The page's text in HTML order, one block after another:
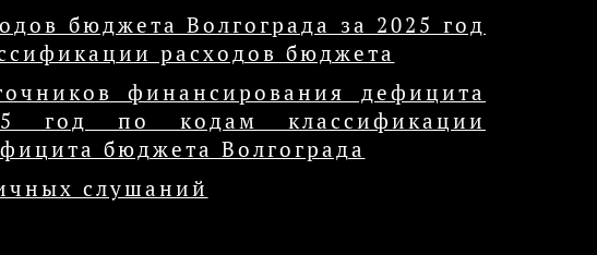
бюджета Волгограда за 2025 год
расходов бюджета
финансирования дефицита
год по кодам классификации
бюджета Волгограда
слушаний